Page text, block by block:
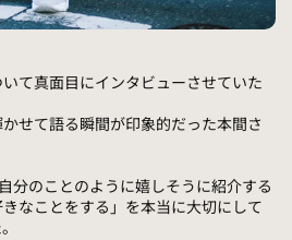
て真面目にインタビューさせていた
せて語る瞬間が印象的だった本間さ
分のことのように嬉しそうに紹介する
なことをする」を本当に大切にして